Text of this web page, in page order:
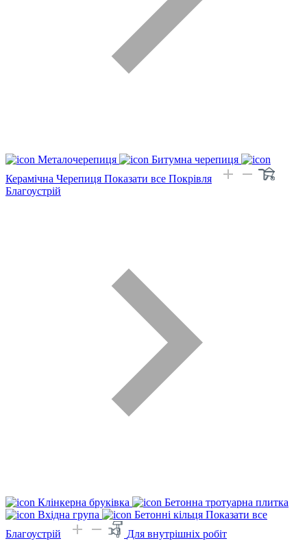
Металочерепиця
Битумна черепиця
Керамічна Черепиця Показати все Покрівля
Благоустрій
Клінкерна бруківка
Бетонна тротуарна плитка
Вхідна група
Бетонні кільця Показати все
Благоустрій
Для внутрішніх робіт